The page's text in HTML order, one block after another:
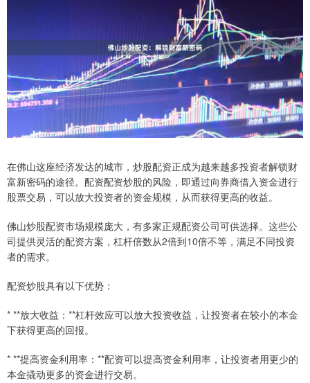
在佛山这座经济发达的城市，炒股配资正成为越来越多投资者解锁财
富新密码的途径。配资配资炒股的风险，即通过向券商借入资金进行
股票交易，可以放大投资者的资金规模，从而获得更高的收益。
佛山炒股配资市场规模庞大，有多家正规配资公司可供选择。这些公
司提供灵活的配资方案，杠杆倍数从2倍到10倍不等，满足不同投资
者的需求。
配资炒股具有以下优势：
* **放大收益：**杠杆效应可以放大投资收益，让投资者在较小的本金
下获得更高的回报。
* **提高资金利用率：**配资可以提高资金利用率，让投资者用更少的
本金撬动更多的资金进行交易。